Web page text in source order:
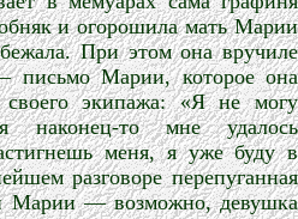
и огорошила мать Марии
При этом она вручиле
письмо Марии, которое она
своего экипажа: «Я не могу
наконец-то мне удалось
меня, я уже буду в
разговоре перепуганная
Марии — возможно, девушка